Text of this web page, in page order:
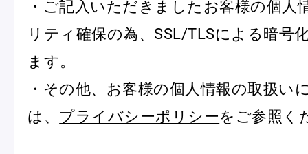
・ご記入いただきましたお客様の個人
リティ確保の為、SSL/TLSによる暗号
ます。
・その他、お客様の個人情報の取扱い
は、 プライバシーポリシーをご参照く